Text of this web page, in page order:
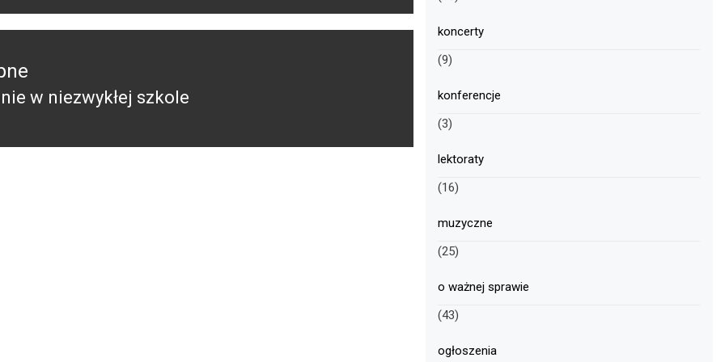
w niezwykłej szkole
koncerty
(9)
konferencje
(3)
lektoraty
(16)
muzyczne
(25)
o ważnej sprawie
(43)
ogłoszenia